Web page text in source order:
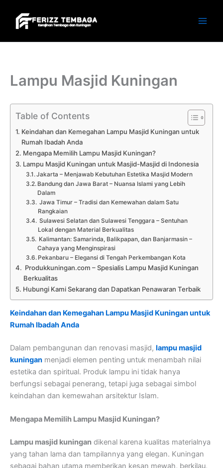
content
Lampu Masjid Kuningan
Table of Contents
Keindahan dan Kemegahan Lampu Masjid Kuningan untuk
Rumah Ibadah Anda
Mengapa Memilih Lampu Masjid Kuningan?
Lampu Masjid Kuningan untuk Masjid-Masjid di Indonesia
Jakarta – Menjawab Kebutuhan Estetika Masjid Modern
Bandung dan Jawa Barat – Nuansa Islami yang Lebih
Dalam
Jawa Timur – Tradisi dan Kemewahan dalam Satu
Rangkaian
Sulawesi Selatan dan Sulawesi Tenggara – Sentuhan
Lokal dengan Material Berkualitas
Kalimantan: Samarinda, Balikpapan, dan Banjarmasin –
Cahaya yang Menginspirasi
Pekanbaru – Elegansi di Tengah Perkembangan Kota
Produkkuningan.com – Spesialis Lampu Masjid Kuningan
Berkualitas
Hubungi Kami Sekarang dan Dapatkan Penawaran Terbaik
Keindahan dan Kemegahan Lampu Masjid Kuningan untuk
Rumah Ibadah Anda
Dalam pembangunan dan renovasi masjid, lampu masjid
kuningan menjadi elemen penting untuk menambah nilai
estetika dan spiritual. Produk lampu ini tidak hanya
berfungsi sebagai penerang, tetapi juga sebagai simbol
keindahan dan kemewahan arsitektur Islam.
Mengapa Memilih Lampu Masjid Kuningan?
Lampu masjid kuningan dikenal karena kualitas materialnya
yang tahan lama dan tampilannya yang elegan. Kuningan
sebagai bahan utama memberikan kesan mewah, berkilau,